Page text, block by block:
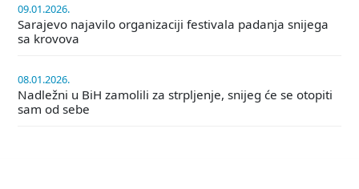
09.01.2026.
Sarajevo najavilo organizaciji festivala padanja snijega
sa krovova
08.01.2026.
Nadležni u BiH zamolili za strpljenje, snijeg će se otopiti
sam od sebe